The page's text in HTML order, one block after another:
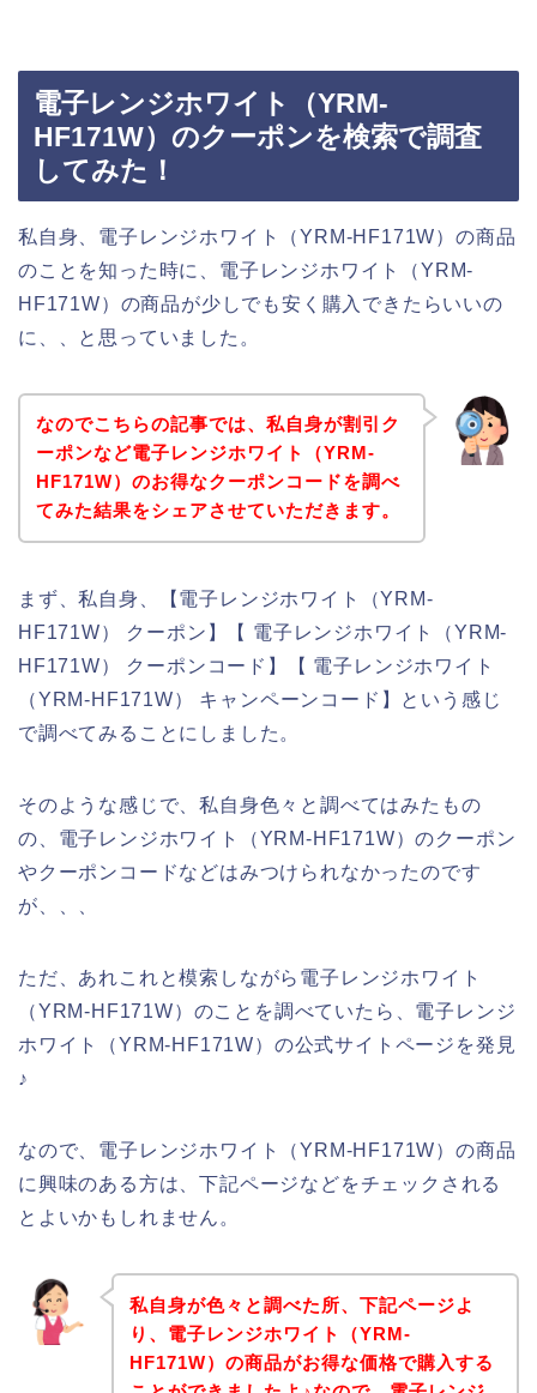
電子レンジホワイト（YRM-
HF171W）のクーポンを検索で調査
してみた！
私自身、電子レンジホワイト（YRM-HF171W）の商品
のことを知った時に、電子レンジホワイト（YRM-
HF171W）の商品が少しでも安く購入できたらいいの
に、、と思っていました。
なのでこちらの記事では、私自身が割引ク
ーポンなど電子レンジホワイト（YRM-
HF171W）のお得なクーポンコードを調べ
てみた結果をシェアさせていただきます。
まず、私自身、【電子レンジホワイト（YRM-
HF171W） クーポン】【 電子レンジホワイト（YRM-
HF171W） クーポンコード】【 電子レンジホワイト
（YRM-HF171W） キャンペーンコード】という感じ
で調べてみることにしました。
そのような感じで、私自身色々と調べてはみたもの
の、電子レンジホワイト（YRM-HF171W）のクーポン
やクーポンコードなどはみつけられなかったのです
が、、、
ただ、あれこれと模索しながら電子レンジホワイト
（YRM-HF171W）のことを調べていたら、電子レンジ
ホワイト（YRM-HF171W）の公式サイトページを発見
♪
なので、電子レンジホワイト（YRM-HF171W）の商品
に興味のある方は、下記ページなどをチェックされる
とよいかもしれません。
私自身が色々と調べた所、下記ページよ
り、電子レンジホワイト（YRM-
HF171W）の商品がお得な価格で購入する